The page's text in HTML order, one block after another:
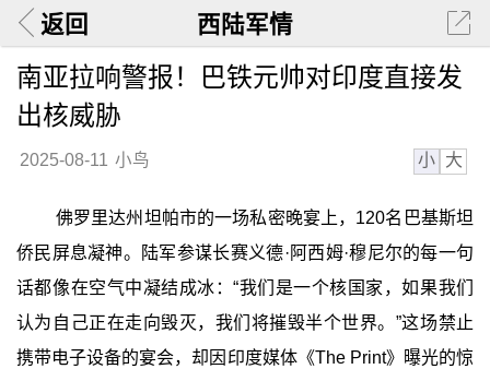
返回 西陆军情
南亚拉响警报！巴铁元帅对印度直接发
出核威胁
2025-08-11 小鸟 小 大
佛罗里达州坦帕市的一场私密晚宴上，120名巴基斯坦
侨民屏息凝神。陆军参谋长赛义德·阿西姆·穆尼尔的每一句
话都像在空气中凝结成冰：“我们是一个核国家，如果我们
认为自己正在走向毁灭，我们将摧毁半个世界。”这场禁止
携带电子设备的宴会，却因印度媒体《The Print》曝光的惊